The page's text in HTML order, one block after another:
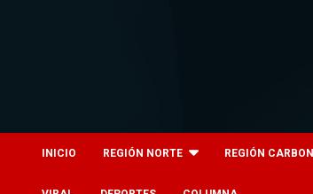
INICIO REGIÓN NORTE REGIÓN